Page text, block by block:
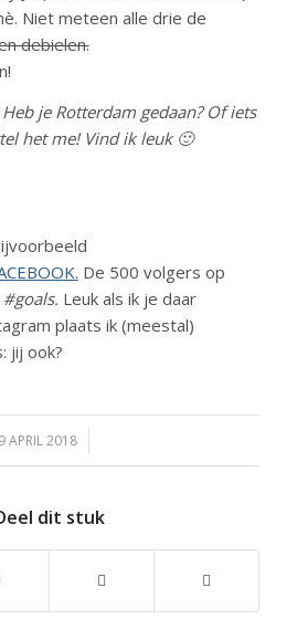
Niet meteen alle drie de
debielen.
je Rotterdam gedaan? Of iets
het me! Vind ik leuk 🙂
De 500 volgers op
#goals. Leuk als ik je daar
plaats ik (meestal)
jij ook?
9 APRIL 2018
/
dit stuk